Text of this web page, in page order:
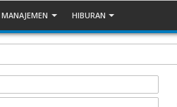
MANAJEMEN HIBURAN